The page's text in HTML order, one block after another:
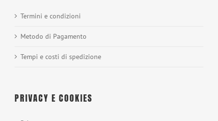
Termini e condizioni
Metodo di Pagamento
Tempi e costi di spedizione
PRIVACY E COOKIES